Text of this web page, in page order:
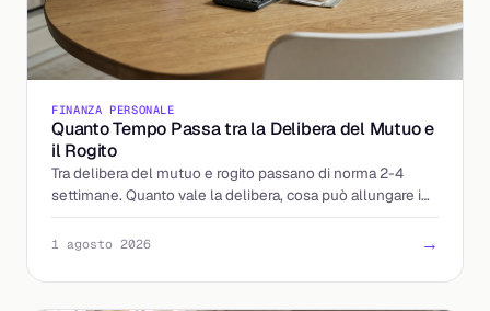
FINANZA PERSONALE
Quanto Tempo Passa tra la Delibera del Mutuo e
il Rogito
Tra delibera del mutuo e rogito passano di norma 2-4
settimane. Quanto vale la delibera, cosa può allungare i
tempi e come arrivare preparati dal notaio.
1 agosto 2026 →